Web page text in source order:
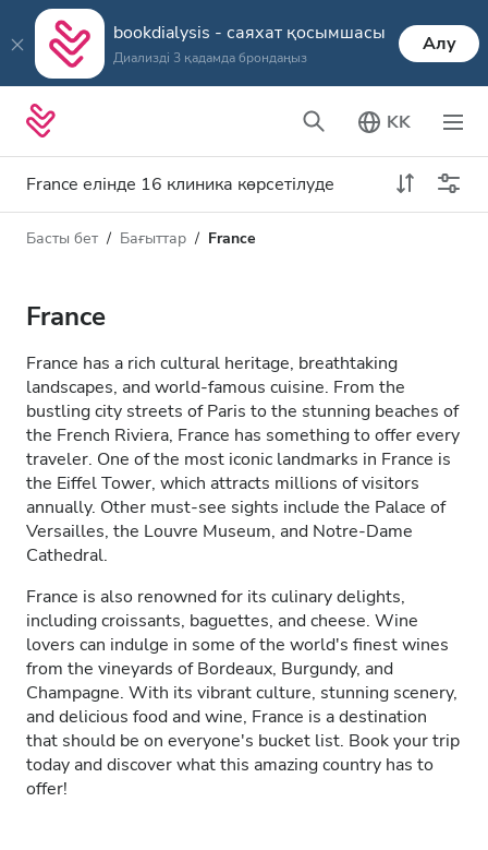
bookdialysis - саяхат қосымшасы
Диализді 3 қадамда брондаңыз
Алу
KK
France елінде 16 клиника көрсетілуде
Диализ түрі
HDF диализ
Қабылдайды
АИТВ пациенттері
В гепатиті бар пациенттер
С гепатиті бар пациенттер
EHIC
GHIC
Қызметтер
Қашықтық
Баға
Басты бет Бағыттар France
France
France has a rich cultural heritage, breathtaking
landscapes, and world-famous cuisine. From the
bustling city streets of Paris to the stunning beaches of
the French Riviera, France has something to offer every
traveler. One of the most iconic landmarks in France is
the Eiffel Tower, which attracts millions of visitors
annually. Other must-see sights include the Palace of
Versailles, the Louvre Museum, and Notre-Dame
Cathedral.
France is also renowned for its culinary delights,
including croissants, baguettes, and cheese. Wine
lovers can indulge in some of the world's finest wines
from the vineyards of Bordeaux, Burgundy, and
Champagne. With its vibrant culture, stunning scenery,
and delicious food and wine, France is a destination
that should be on everyone's bucket list. Book your trip
today and discover what this amazing country has to
offer!